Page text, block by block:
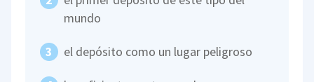
mundo
el depósito como un lugar peligroso